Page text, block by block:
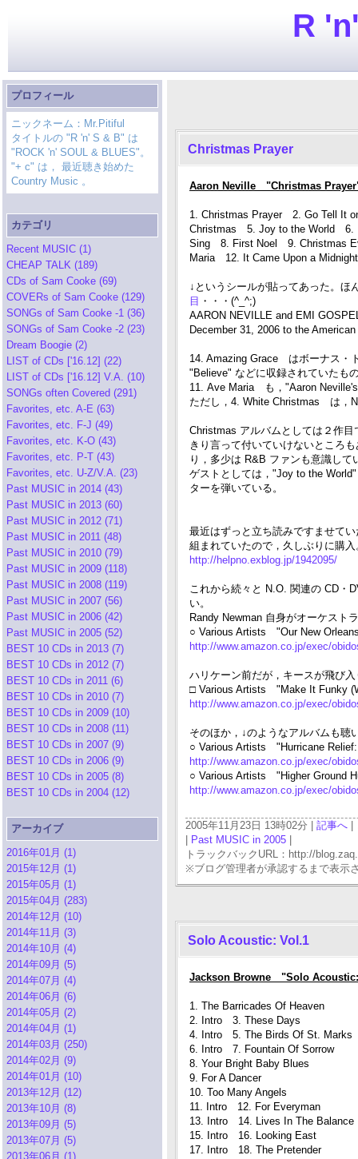
R
プロフィール
ニックネーム：Mr.Pitiful
タイトルの "R 'n' S & B" は
"ROCK 'n' SOUL & BLUES"。
"+ c" は， 最近聴き始めた
Country Music 。
カテゴリ
Recent MUSIC (1)
CHEAP TALK (189)
CDs of Sam Cooke (69)
COVERs of Sam Cooke (129)
SONGs of Sam Cooke -1 (36)
SONGs of Sam Cooke -2 (23)
Dream Boogie (2)
LIST of CDs ['16.12] (22)
LIST of CDs ['16.12] V.A. (10)
SONGs often Covered (291)
Favorites, etc. A-E (63)
Favorites, etc. F-J (49)
Favorites, etc. K-O (43)
Favorites, etc. P-T (43)
Favorites, etc. U-Z/V.A. (23)
Past MUSIC in 2014 (43)
Past MUSIC in 2013 (60)
Past MUSIC in 2012 (71)
Past MUSIC in 2011 (48)
Past MUSIC in 2010 (79)
Past MUSIC in 2009 (118)
Past MUSIC in 2008 (119)
Past MUSIC in 2007 (56)
Past MUSIC in 2006 (42)
Past MUSIC in 2005 (52)
BEST 10 CDs in 2013 (7)
BEST 10 CDs in 2012 (7)
BEST 10 CDs in 2011 (6)
BEST 10 CDs in 2010 (7)
BEST 10 CDs in 2009 (10)
BEST 10 CDs in 2008 (11)
BEST 10 CDs in 2007 (9)
BEST 10 CDs in 2006 (9)
BEST 10 CDs in 2005 (8)
BEST 10 CDs in 2004 (12)
アーカイブ
2016年01月 (1)
2015年12月 (1)
2015年05月 (1)
2015年04月 (283)
2014年12月 (10)
2014年11月 (3)
2014年10月 (4)
2014年09月 (5)
2014年07月 (4)
2014年06月 (6)
2014年05月 (2)
2014年04月 (1)
2014年03月 (250)
2014年02月 (9)
2014年01月 (10)
2013年12月 (12)
2013年10月 (8)
2013年09月 (5)
2013年07月 (5)
2013年06月 (1)
Christmas Prayer
Aaron Neville "Christmas
1. Christmas Prayer 2. Go Tell It
Christmas 5. Joy to the World 6.
Sing 8. First Noel 9. Christmas
Maria 12. It Came Upon a
↓というシールが貼ってあった。ほ
目 ・・・(^_^;)
AARON NEVILLE and EMI
December 31, 2006 to the
14. Amazing Grace はボーナス・
"Believe" などに収録されていたも
11. Ave Maria も，"Aaron
ただし，4. White Christmas は，
Christmas アルバムとしては２作
きり言って付いていけないところ
り，多少は R&B ファンも意識して
ゲストとしては，"Joy to the
ターを弾いている。
最近はずっと立ち読みですませて
組まれていたので，久しぶりに購入
http://helpno.exblog.jp/1942095/
これから続々と N.O. 関連の CD・
い。
Randy Newman 自身がオーケスト
○ Various Artists "Our New
http://www.amazon.co.jp/exec/
ハリケーン前だが，キースが飛び
□ Various Artists "Make It Funky
http://www.amazon.co.jp/exec/
そのほか，↓のようなアルバムも聴
○ Various Artists "Hurricane Relief:
http://www.amazon.co.jp/exec/
○ Various Artists "Higher Ground
http://www.amazon.co.jp/exec/
2005年11月23日 13時02分 | 記事へ
Past MUSIC in 2005
トラックバックURL：http://
※ブログ管理者が承認するまで表示
Solo Acoustic: Vol.1
Jackson Browne "Solo Acoustic:
1. The Barricades Of Heaven
2. Intro 3. These Days
4. Intro 5. The Birds Of St. Marks
6. Intro 7. Fountain Of Sorrow
8. Your Bright Baby Blues
9. For A Dancer
10. Too Many Angels
11. Intro 12. For Everyman
13. Intro 14. Lives In The Balance
15. Intro 16. Looking East
17. Intro 18. The Pretender